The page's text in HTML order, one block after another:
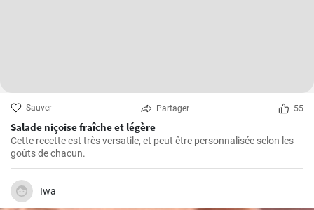
Sauver Partager 55
Salade niçoise fraîche et légère
Cette recette est très versatile, et peut être personnalisée selon les
goûts de chacun.
Iwa